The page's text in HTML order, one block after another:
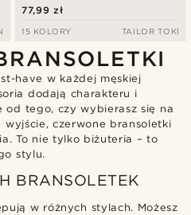
77,99 zł
15 KOLORY TAILOR TOKI
have w każdej męskiej
dodają charakteru i
od tego, czy wybierasz się na
czerwone bransoletki
To nie tylko biżuteria – to
stylu.
BRANSOLETEK
w różnych stylach. Możesz